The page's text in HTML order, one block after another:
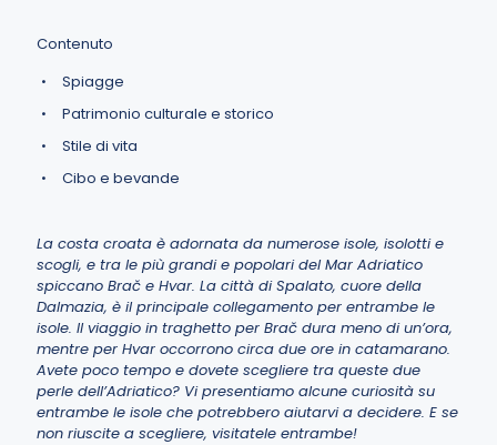
Contenuto
Spiagge
Patrimonio culturale e storico
Stile di vita
Cibo e bevande
La costa croata è adornata da numerose isole, isolotti e
scogli, e tra le più grandi e popolari del Mar Adriatico
spiccano Brač e Hvar. La città di Spalato, cuore della
Dalmazia, è il principale collegamento per entrambe le
isole. Il viaggio in traghetto per Brač dura meno di un’ora,
mentre per Hvar occorrono circa due ore in catamarano.
Avete poco tempo e dovete scegliere tra queste due
perle dell’Adriatico? Vi presentiamo alcune curiosità su
entrambe le isole che potrebbero aiutarvi a decidere. E se
non riuscite a scegliere, visitatele entrambe!